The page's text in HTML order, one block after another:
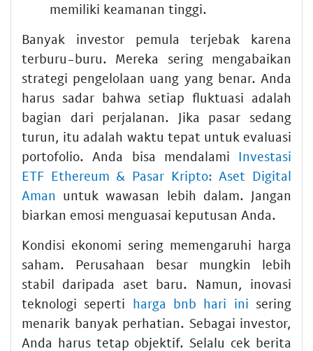
memiliki keamanan tinggi.
Banyak investor pemula terjebak karena
terburu-buru. Mereka sering mengabaikan
strategi pengelolaan uang yang benar. Anda
harus sadar bahwa setiap fluktuasi adalah
bagian dari perjalanan. Jika pasar sedang
turun, itu adalah waktu tepat untuk evaluasi
portofolio. Anda bisa mendalami Investasi
ETF Ethereum & Pasar Kripto: Aset Digital
Aman untuk wawasan lebih dalam. Jangan
biarkan emosi menguasai keputusan Anda.
Kondisi ekonomi sering memengaruhi harga
saham. Perusahaan besar mungkin lebih
stabil daripada aset baru. Namun, inovasi
teknologi seperti harga bnb hari ini sering
menarik banyak perhatian. Sebagai investor,
Anda harus tetap objektif. Selalu cek berita